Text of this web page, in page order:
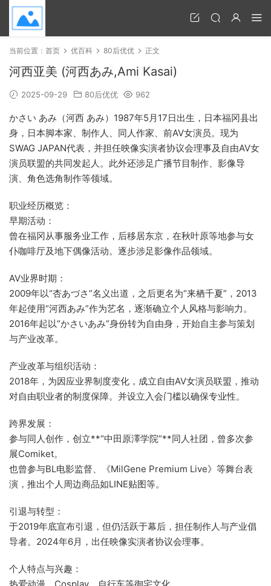
当前位置： 首页 优百科 80后优优 正文
河西亚美 (河西あみ,Ami Kasai)
2025-09-29 80后优优 962
かさい あみ（河西 あみ）1987年5月17日出生，日本福冈县出
身，日本脚本家、制作人、同人作家、前AV女演员。现为
SWAG JAPAN代表，并担任映像实演者协议会理事及自由AV女
演员联盟的共同发起人。此外还涉足广播节目制作、影像导
演、角色选角制作等领域。
职业经历概览：
早期活动：
曾在福冈从事服务业工作，后移居东京，在秋叶原等地参与女
仆咖啡厅及地下偶像活动。逐步涉足影像作品领域。
AV业界时期：
2009年以“杏あづさ”名义出道，之后更名为“来栖千夏”，2013
年起使用“河西あみ”作为艺名，逐渐确立个人风格与影响力。
2016年起以“かさいあみ”身份转为自由身，开始自主参与策划
与产业改革。
产业改革与组织活动：
2018年，为因应业界制度变化，成立自由AV女演员联盟，推动
对自由职业者的制度保障。并设立入会门槛以确保专业性。
跨界发展：
参与同人创作，创立**“中田原澤学院”**同人社团，曾多次参
展Comiket。
也曾参与BL电影监督、《MilGene Premium Live》等舞台表
演，推出个人周边商品如LINE贴图等。
引退与转型：
于2019年底宣布引退，但仍活跃于幕后，担任制作人与产业倡
导者。2024年6月，出任映像实演者协议会理事。
个人特点与兴趣：